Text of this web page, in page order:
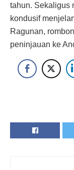
tahun. Sekaligus
kondusif
Ragunan,
peninjauan ke